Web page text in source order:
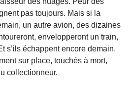
pas toujours. Mais si la
un autre avion, des dizaines
envelopperont un train,
s’ils échappent encore demain,
sur place, touchés à mort,
collectionneur.